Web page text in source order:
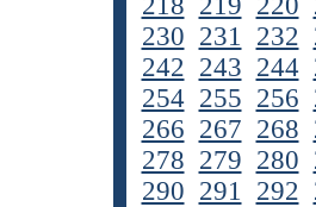
230 231 232
242 243 244
254 255 256
266 267 268
278 279 280
290 291 292